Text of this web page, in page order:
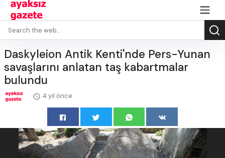
Daskyleion Antik Kenti'nde Pers-Yunan
savaşlarını anlatan taş kabartmalar
bulundu
4 yıl önce